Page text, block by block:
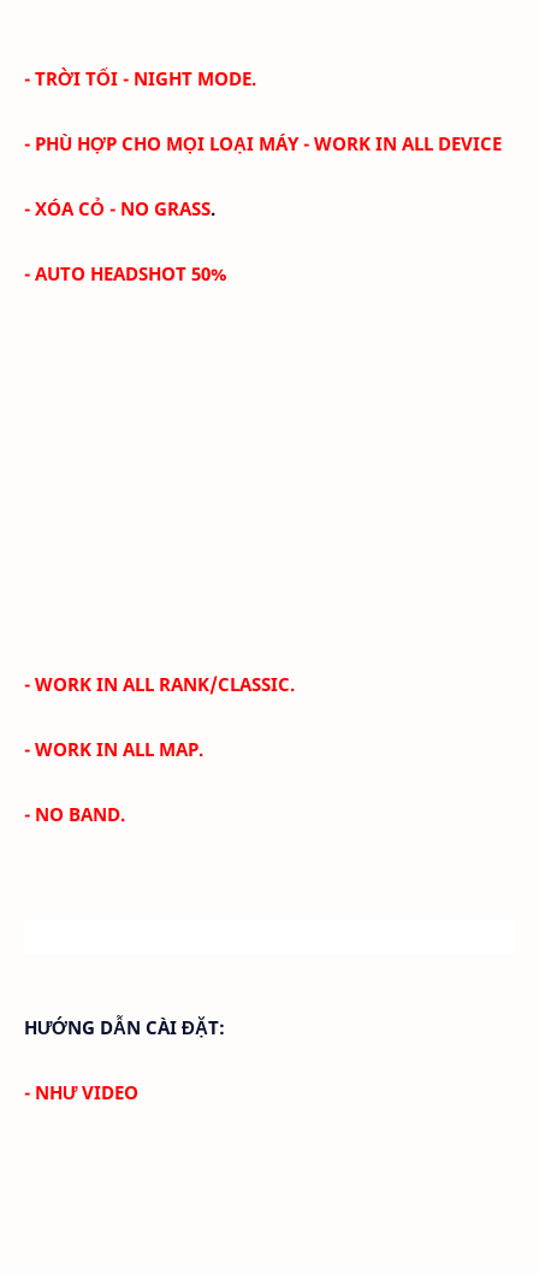
- TRỜI TỐI - NIGHT MODE.
- PHÙ HỢP CHO MỌI LOẠI MÁY - WORK IN ALL DEVICE
- XÓA CỎ - NO GRASS.
- AUTO HEADSHOT 50%
- WORK IN ALL RANK/CLASSIC.
- WORK IN ALL MAP.
- NO BAND.
HƯỚNG DẪN CÀI ĐẶT:
- NHƯ VIDEO